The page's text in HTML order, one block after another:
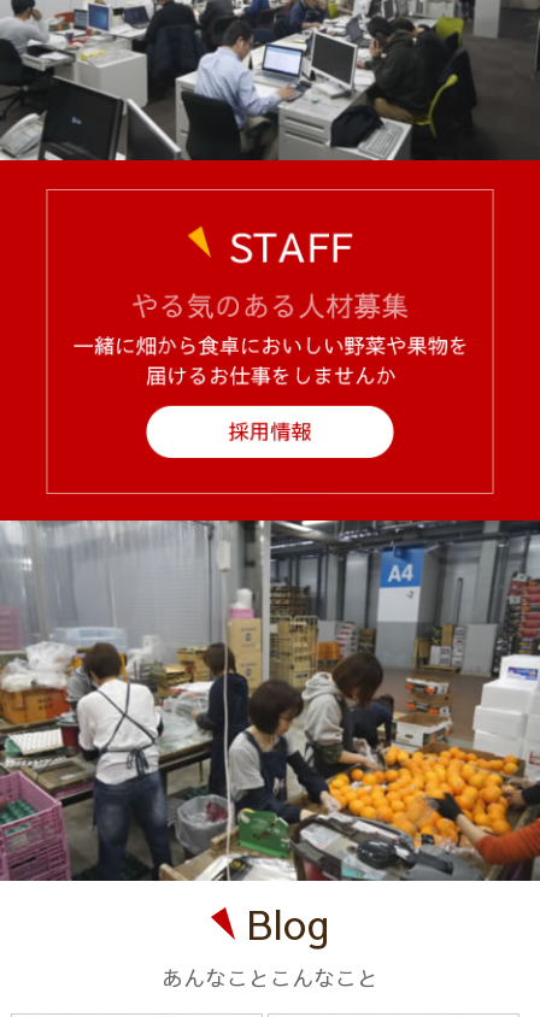
Blog
あんなことこんなこと